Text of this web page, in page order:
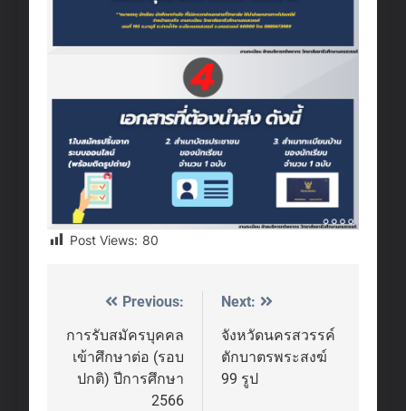
Post Views: 80
Post
navigation
Previous:
การรับสมัครบุคคล
เข้าศึกษาต่อ (รอบ
ปกติ) ปีการศึกษา
2566
Next:
จังหวัดนครสวรรค์
ตักบาตรพระสงฆ์
99 รูป